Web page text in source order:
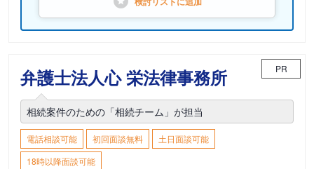
弁護士法人心 栄法律事務所 PR
相続案件のための「相続チーム」が担当
電話相談可能 初回面談無料
土日面談可能
18時以降面談可能